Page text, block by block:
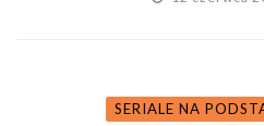
SERIALE NA